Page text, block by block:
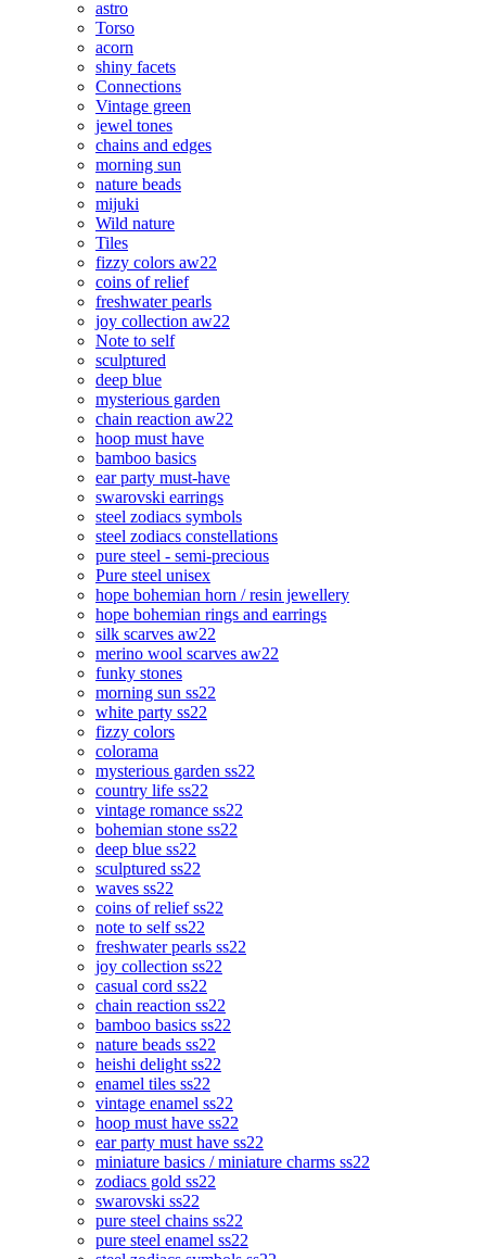
astro
Torso
acorn
shiny facets
Connections
Vintage green
jewel tones
chains and edges
morning sun
nature beads
mijuki
Wild nature
Tiles
fizzy colors aw22
coins of relief
freshwater pearls
joy collection aw22
Note to self
sculptured
deep blue
mysterious garden
chain reaction aw22
hoop must have
bamboo basics
ear party must-have
swarovski earrings
steel zodiacs symbols
steel zodiacs constellations
pure steel - semi-precious
Pure steel unisex
hope bohemian horn / resin jewellery
hope bohemian rings and earrings
silk scarves aw22
merino wool scarves aw22
funky stones
morning sun ss22
white party ss22
fizzy colors
colorama
mysterious garden ss22
country life ss22
vintage romance ss22
bohemian stone ss22
deep blue ss22
sculptured ss22
waves ss22
coins of relief ss22
note to self ss22
freshwater pearls ss22
joy collection ss22
casual cord ss22
chain reaction ss22
bamboo basics ss22
nature beads ss22
heishi delight ss22
enamel tiles ss22
vintage enamel ss22
hoop must have ss22
ear party must have ss22
miniature basics / miniature charms ss22
zodiacs gold ss22
swarovski ss22
pure steel chains ss22
pure steel enamel ss22